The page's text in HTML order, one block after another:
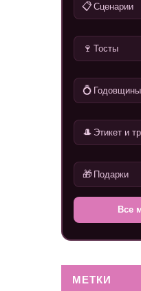
📋 Сценарии
🍷 Тосты
💍
🎩 Этикет и
🎁 Подарки
Все
МЕТКИ